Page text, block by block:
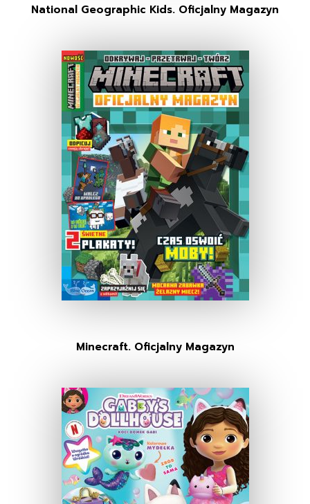
National Geographic Kids. Oficjalny Magazyn
Minecraft. Oficjalny Magazyn